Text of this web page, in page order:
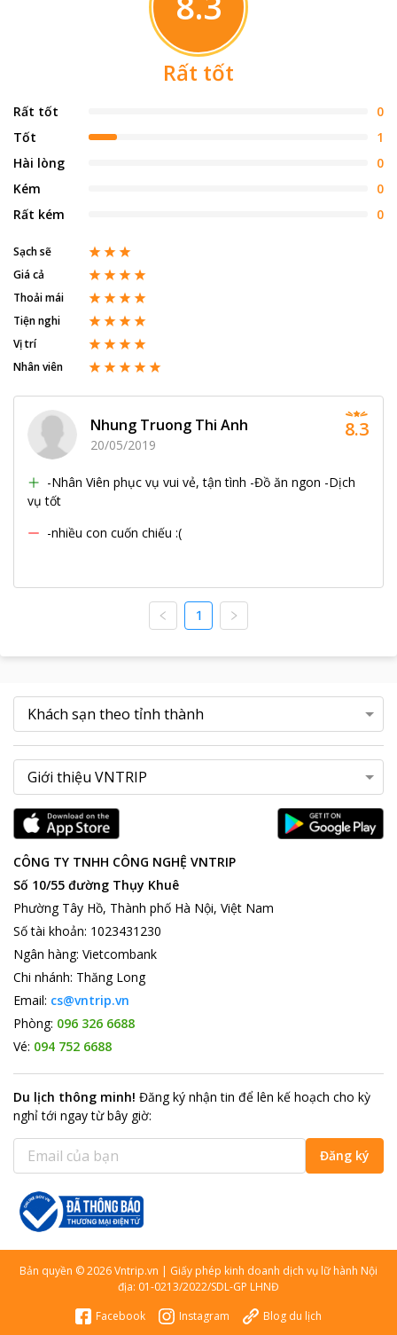
Rất tốt
Rất tốt
0
Tốt
1
Hài lòng
0
Kém
0
Rất kém
0
Sạch sẽ
Giá cả
Thoải mái
Tiện nghi
Vị trí
Nhân viên
Nhung Truong Thi Anh
20/05/2019
-Nhân Viên phục vụ vui vẻ, tận tình -Đồ ăn ngon -Dịch
vụ tốt
-nhiều con cuốn chiếu :(
8.3
1
CÔNG TY TNHH CÔNG NGHỆ VNTRIP
Số 10/55 đường Thụy Khuê
Phường Tây Hồ, Thành phố Hà Nội, Việt Nam
Số tài khoản: 1023431230
Ngân hàng: Vietcombank
Chi nhánh: Thăng Long
Email: cs@vntrip.vn
Phòng: 096 326 6688
Vé: 094 752 6688
Du lịch thông minh! Đăng ký nhận tin để lên kế hoạch cho kỳ
nghỉ tới ngay từ bây giờ:
Đăng ký
Bản quyền ©2026Vntrip.vn | Giấy phép kinh doanh dịch vụ lữ hành Nội
địa: 01-0213/2022/SDL-GP LHNĐ
Facebook
Instagram Blog du lịch